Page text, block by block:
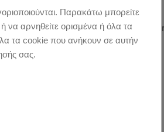
Παρακάτω μπορείτε
να αρνηθείτε ορισμένα ή όλα τα
τα cookie που ανήκουν σε αυτήν
σας.
επαινεί την ικανότητα του κ.
Motor Group σε μια νέα εποχή».